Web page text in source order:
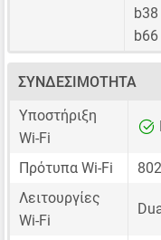
ΣΥΝΔΕΣΙΜΌΤΗΤΑ
Υποστήριξη
Wi-Fi
Πρότυπα Wi-Fi
Λειτουργίες
Wi-Fi